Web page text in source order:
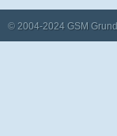
© 2004-2024 GSM